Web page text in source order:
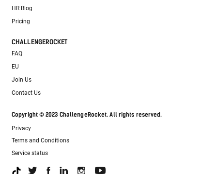
HR Blog
Pricing
CHALLENGEROCKET
FAQ
EU
Join Us
Contact Us
Copyright © 2023 ChallengeRocket. All rights reserved.
Privacy
Terms and Conditions
Service status